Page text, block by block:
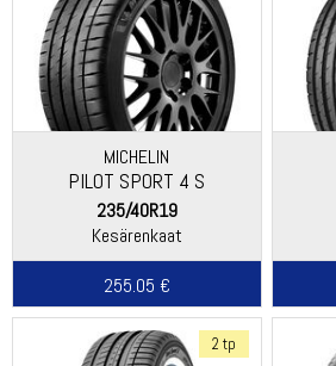
MICHELIN
PILOT SPORT 4 S
235/40R19
Kesärenkaat
255.05 €
2 tp